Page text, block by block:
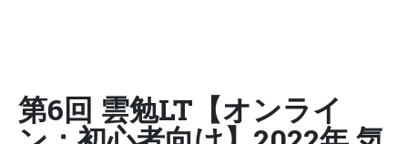
第6回 雲勉LT【オンライ